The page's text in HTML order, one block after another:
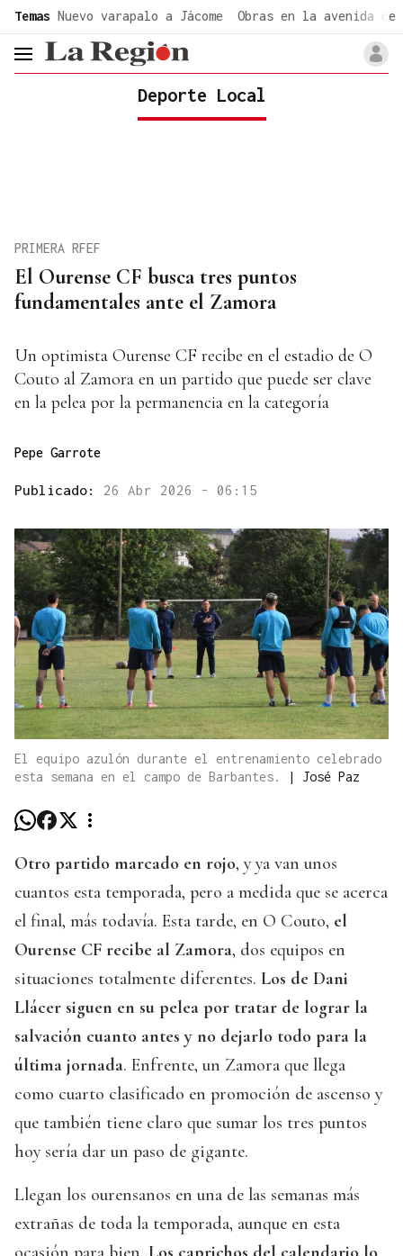
Temas Nuevo varapalo a Jácome Obras en la avenida de
header.menu.open
Deporte Local
El Ourense CF busca tres puntos
fundamentales ante el Zamora
PRIMERA RFEF
Un optimista Ourense CF recibe en el estadio de O
Couto al Zamora en un partido que puede ser clave
en la pelea por la permanencia en la categoría
Pepe Garrote
Publicado: 26 Abr 2026 - 06:15
El equipo azulón durante el entrenamiento celebrado
esta semana en el campo de Barbantes.
| José Paz
Otro partido marcado en rojo, y ya van unos
cuantos esta temporada, pero a medida que se acerca
el final, más todavía. Esta tarde, en O Couto, el
Ourense CF recibe al Zamora, dos equipos en
situaciones totalmente diferentes. Los de Dani
Llácer siguen en su pelea por tratar de lograr la
salvación cuanto antes y no dejarlo todo para la
última jornada. Enfrente, un Zamora que llega
como cuarto clasificado en promoción de ascenso y
que también tiene claro que sumar los tres puntos
hoy sería dar un paso de gigante.
Llegan los ourensanos en una de las semanas más
extrañas de toda la temporada, aunque en esta